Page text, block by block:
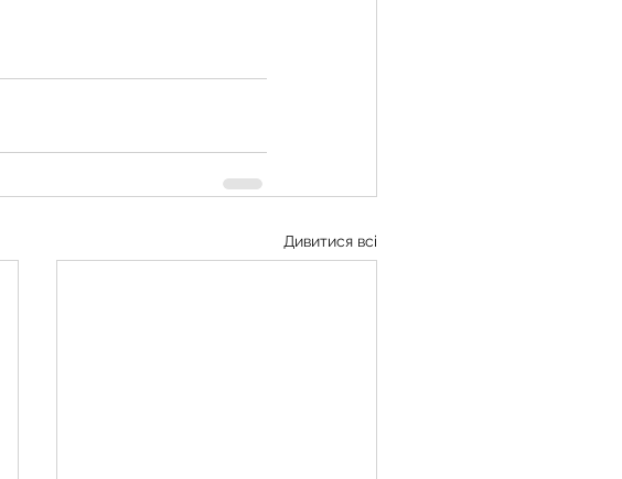
Дивитися всі